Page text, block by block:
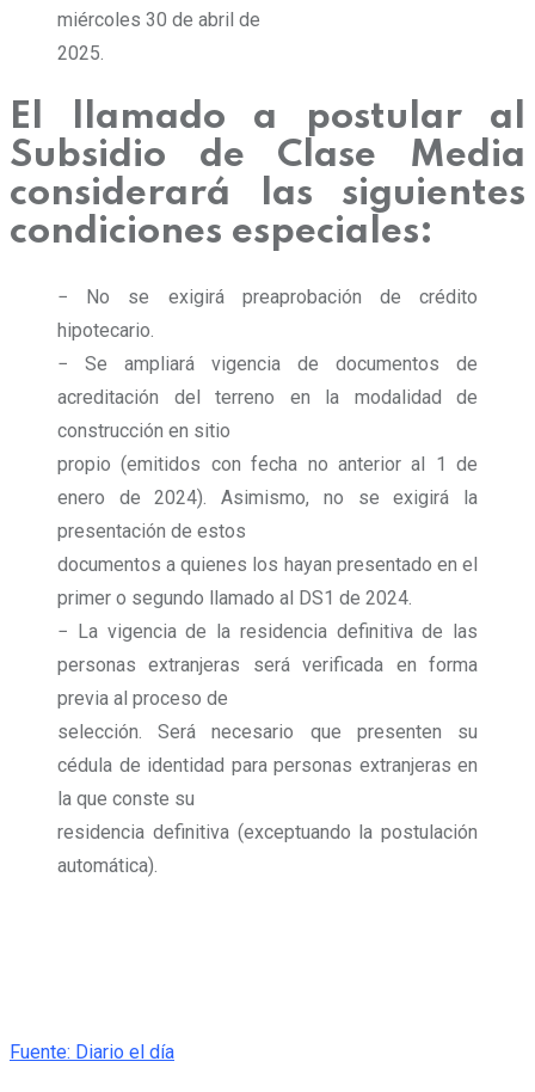
miércoles 30 de abril de
2025.
El llamado a postular al
Subsidio de Clase Media
considerará las siguientes
condiciones especiales:
− No se exigirá preaprobación de crédito
hipotecario.
− Se ampliará vigencia de documentos de
acreditación del terreno en la modalidad de
construcción en sitio
propio (emitidos con fecha no anterior al 1 de
enero de 2024). Asimismo, no se exigirá la
presentación de estos
documentos a quienes los hayan presentado en el
primer o segundo llamado al DS1 de 2024.
− La vigencia de la residencia definitiva de las
personas extranjeras será verificada en forma
previa al proceso de
selección. Será necesario que presenten su
cédula de identidad para personas extranjeras en
la que conste su
residencia definitiva (exceptuando la postulación
automática).
Fuente: Diario el día